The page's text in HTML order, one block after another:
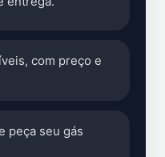
com preço e
peça seu gás